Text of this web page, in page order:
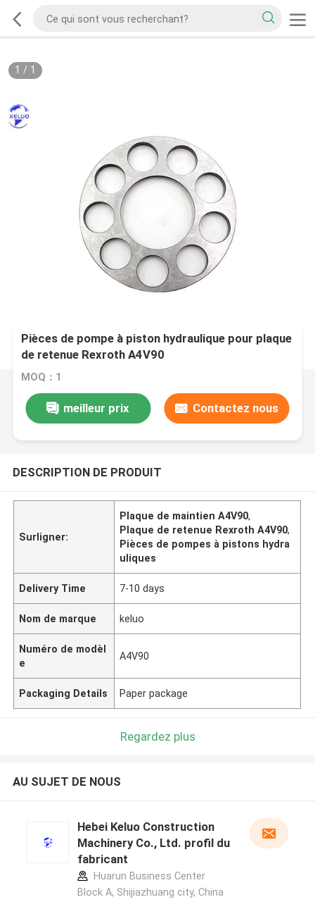
1 / 1
Pièces de pompe à piston hydraulique pour plaque
de retenue Rexroth A4V90
MOQ：1
meilleur prix Contactez nous
DESCRIPTION DE PRODUIT
Surligner:
Plaque de maintien A4V90,
Plaque de retenue Rexroth A4V90,
Pièces de pompes à pistons hydra
uliques
Delivery Time 7-10 days
Nom de marque keluo
Numéro de modèl
e
A4V90
Packaging Details Paper package
Regardez plus
AU SUJET DE NOUS
Hebei Keluo Construction
Machinery Co., Ltd. profil du
fabricant
Huarun Business Center
Block A, Shijiazhuang city, China